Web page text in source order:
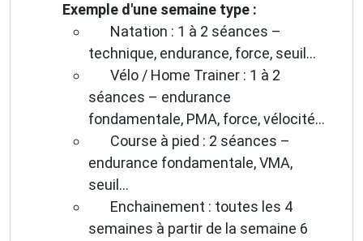
Exemple d'une semaine type :
Natation : 1 à 2 séances –
technique, endurance, force, seuil...
Vélo / Home Trainer : 1 à 2
séances – endurance
fondamentale, PMA, force, vélocité...
Course à pied : 2 séances –
endurance fondamentale, VMA,
seuil...
Enchainement : toutes les 4
semaines à partir de la semaine 6